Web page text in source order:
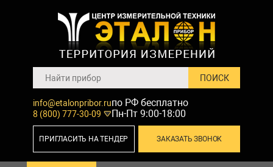
info@etalonpribor.ru
8 (800) 777-30-09
по РФ бесплатно
Пн-Пт 9:00-18:00
ЗАКАЗАТЬ ЗВОНОК
ПРИГЛАСИТЬ НА ТЕНДЕР